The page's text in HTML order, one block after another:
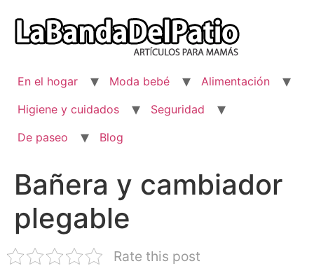
contenido
En el hogar Moda bebé
Alimentación
Higiene y cuidados
Seguridad
De paseo
Blog
Bañera y cambiador
plegable
Rate this post